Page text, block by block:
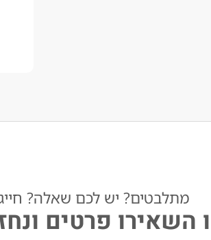
מתלבטים? יש לכם שאלה? חייגו עכשיו:
השאירו פרטים